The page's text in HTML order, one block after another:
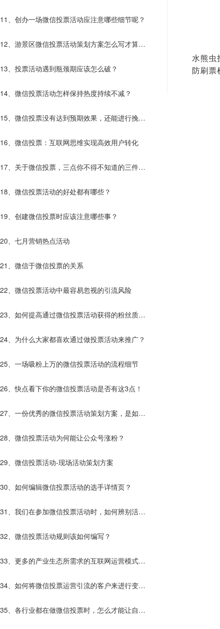
才能决胜
11、创办一场微信投票活动应注意哪些细节呢？
12、游景区微信投票活动策划方案怎么写才算走
心了？
13、投票活动遇到瓶颈期应该怎么破？
14、微信投票活动怎样保持热度持续不减？
15、微信投票没有达到预期效果，还能进行挽救
16、微信投票：互联网思维实现高效用户转化
17、关于微信投票，三点你不得不知道的三件
事！！
18、微信投票活动的好处都有哪些？
19、创建微信投票时应该注意哪些事？
20、七月营销热点活动
21、微信于微信投票的关系
22、微信投票活动中最容易忽视的引流风险
23、如何提高通过微信投票活动获得的粉丝质
24、为什么大家都喜欢通过做投票活动来推广？
25、一场吸粉上万的微信投票活动的流程细节
26、快点看下你的微信投票活动是否有这3点！
27、一份优秀的微信投票活动策划方案，是如何
诞生的？
28、微信投票活动为何能让公众号涨粉？
29、微信投票活动-现场活动策划方案
30、如何编辑微信投票活动的选手详情页？
31、我们在参加微信投票活动时，如何辨别活动
的真假？
32、微信投票活动规则该如何编写？
33、更多的产业生态所需求的互联网运营模式
——微信投票
34、如何将微信投票运营引流的客户来进行变
35、各行业都在做微信投票时，怎么才能让自己
水熊虫
防刷票